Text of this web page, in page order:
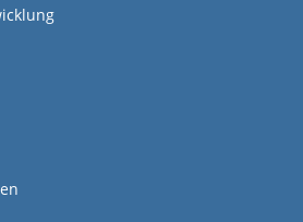
auf weiterhin gute und…
mit
Ideen.